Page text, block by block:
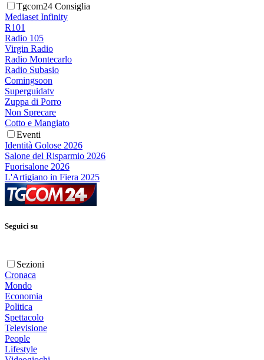
Tgcom24 Consiglia
Mediaset Infinity
R101
Radio 105
Virgin Radio
Radio Montecarlo
Radio Subasio
Comingsoon
Superguidatv
Zuppa di Porro
Non Sprecare
Cotto e Mangiato
Eventi
Identità Golose 2026
Salone del Risparmio 2026
Fuorisalone 2026
L'Artigiano in Fiera 2025
Seguici su
Sezioni
Cronaca
Mondo
Economia
Politica
Spettacolo
Televisione
People
Lifestyle